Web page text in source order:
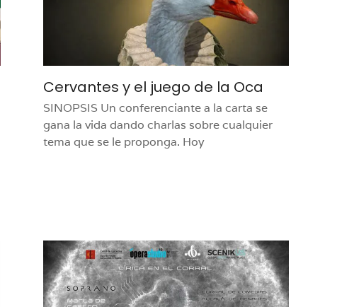
Cervantes y el juego de la Oca
SINOPSIS Un conferenciante a la carta se
gana la vida dando charlas sobre cualquier
tema que se le proponga. Hoy